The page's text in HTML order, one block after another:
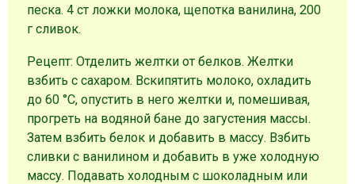
песка. 4 ст ложки молока, щепотка ванилина, 200
г сливок.
Рецепт: Отделить желтки от белков. Желтки
взбить с сахаром. Вскипятить молоко, охладить
до 60 °С, опустить в него желтки и, помешивая,
прогреть на водяной бане до загустения массы.
Затем взбить белок и добавить в массу. Взбить
сливки с ванилином и добавить в уже холодную
массу. Подавать холодным с шоколадным или